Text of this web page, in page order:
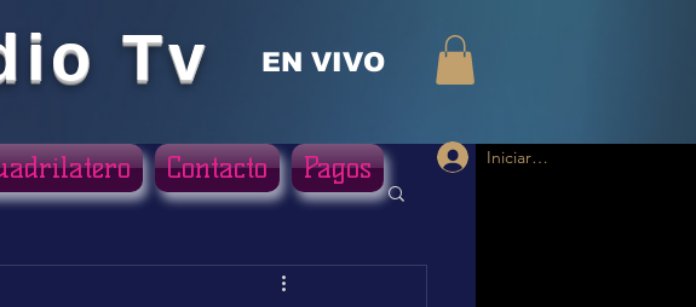
Tv EN VIVO
Iniciar sesión
Contacto Pagos